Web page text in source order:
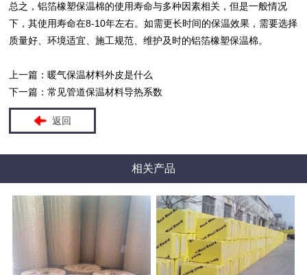
总之，铝箔橡塑保温棉的使用寿命与多种因素相关，但是一般情况
下，其使用寿命在8-10年左右。如需更长时间的保温效果，需要选择
质量好、环境适宜、施工规范、维护及时的铝箔橡塑保温棉。
上一篇：暖气保温材料外皮是什么
下一篇：常见管道保温材料导热系数
返回
相关产品